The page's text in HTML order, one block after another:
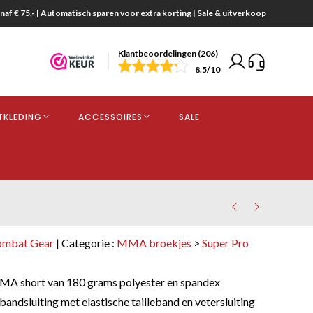
€ 75,- | Automatisch sparen voor extra korting | Sale & uitverkoop
Klantbeoordelingen (206)
8.5/10
ACCESSOIRES SALE
Gear | Categorie : MMA broekjes >Super Pro
short van 180 grams polyester en spandex
met elastische tailleband en vetersluiting